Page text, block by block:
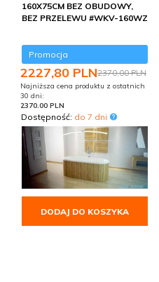
160X75CM BEZ OBUDOWY,
BEZ PRZELEWU #WKV-160WZ
Promocja
2227,80 PLN2370,00 PLN
Najniższa cena produktu z ostatnich
30 dni:
2370.00 PLN
Dostępność: do 7 dni
DODAJ DO KOSZYKA